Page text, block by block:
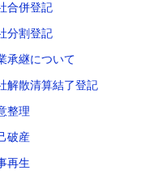
合併登記
分割登記
承継について
解散清算結了登記
整理
破産
再生